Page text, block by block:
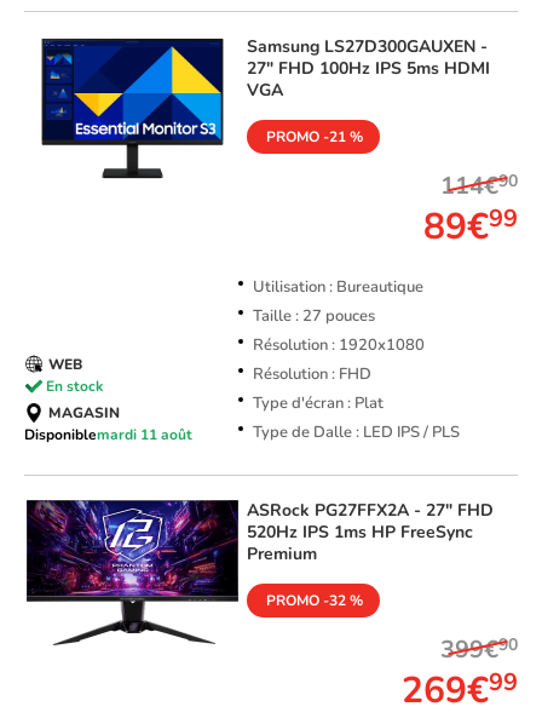
Samsung LS27D300GAUXEN -
27" FHD 100Hz IPS 5ms HDMI
VGA
PROMO -21 %
114€90
89€99
Utilisation : Bureautique
Taille : 27 pouces
Résolution : 1920x1080
Résolution : FHD
Type d'écran : Plat
Type de Dalle : LED IPS / PLS
WEB
En stock
MAGASIN
Disponiblemardi 11 août
ASRock PG27FFX2A - 27" FHD
520Hz IPS 1ms HP FreeSync
Premium
PROMO -32 %
399€90
269€99